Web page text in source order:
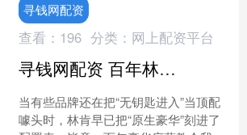
寻钱网配资
查看： 196 分类： 网上配资平台
寻钱网配资 百年林肯的诚意：把GLB的“顶配”打成自己的标配_全系_座椅_配置
当有些品牌还在把“无钥匙进入”当顶配
噱头时，林肯早已把“原生豪华”刻进了